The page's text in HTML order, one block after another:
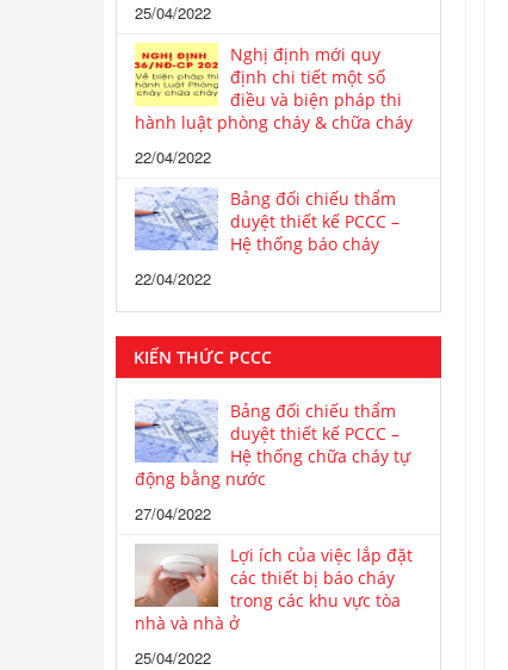
25/04/2022
Nghị định mới quy
định chi tiết một số
điều và biện pháp thi
hành luật phòng cháy & chữa cháy
22/04/2022
Bảng đối chiếu thẩm
duyệt thiết kế PCCC –
Hệ thống báo cháy
22/04/2022
KIẾN THỨC PCCC
Bảng đối chiếu thẩm
duyệt thiết kế PCCC –
Hệ thống chữa cháy tự
động bằng nước
27/04/2022
Lợi ích của việc lắp đặt
các thiết bị báo cháy
trong các khu vực tòa
nhà và nhà ở
25/04/2022